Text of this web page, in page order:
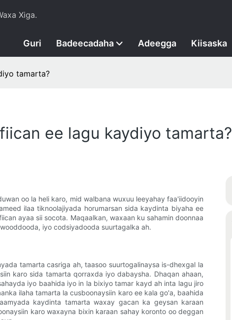
Xiga.
Guri Badeecadaha Adeegga Kiisaska
tamarta?
ee lagu kaydiyo tamarta?
oo la heli karo, mid walbana wuxuu leeyahay faa'iidooyin
ilaa tiknoolajiyada horumarsan sida kaydinta biyaha ee
ayaa sii socota. Maqaalkan, waxaan ku sahamin doonnaa
iyo codsiyadooda suurtagalka ah.
tamarta casriga ah, taasoo suurtogalinaysa is-dhexgal la
karo sida tamarta qorraxda iyo dabaysha. Dhaqan ahaan,
iyo baahida iyo in la bixiyo tamar kayd ah inta lagu jiro
ilaha tamarta la cusboonaysiin karo ee kala go'a, baahida
kaydinta tamarta waxay gacan ka geysan karaan
karo waxayna bixin karaan sahay koronto oo deggan